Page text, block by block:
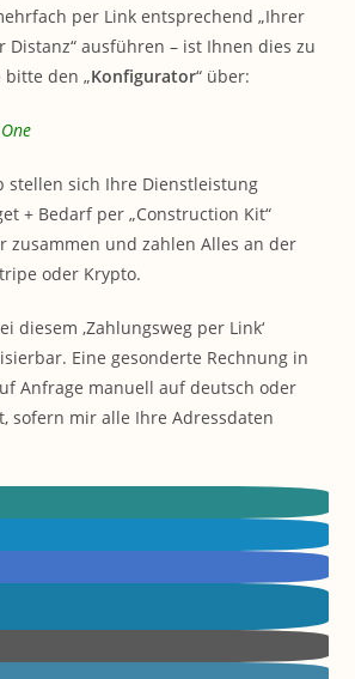
per Link entsprechend „Ihrer
Distanz“ ausführen – ist Ihnen dies zu
bitte den „Konfigurator“ über:
stellen sich Ihre Dienstleistung
+ Bedarf per „Construction Kit“
zusammen und zahlen Alles an der
oder Krypto.
diesem ‚Zahlungsweg per Link‘
Eine gesonderte Rechnung in
Anfrage manuell auf deutsch oder
sofern mir alle Ihre Adressdaten